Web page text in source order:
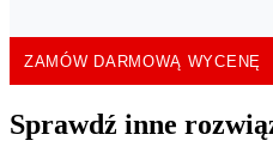
ZAMÓW DARMOWĄ WYCENĘ
Sprawdź inne